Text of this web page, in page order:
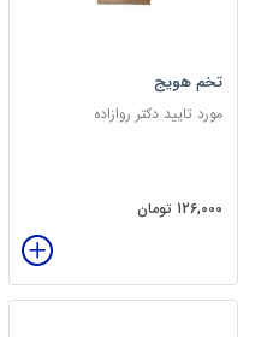
تخم هویج
مورد تایید دکتر روازاده
126,000 تومان